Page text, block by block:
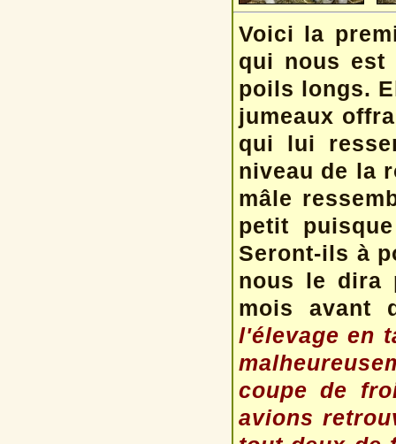
Voici la
qui nous est
poils longs.
jumeaux
qui lui
niveau de la
mâle
petit
Seront-ils à
nous le dira
mois avant
l'élevage en
coupe de
avions